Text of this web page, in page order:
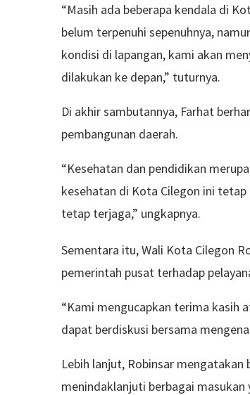
“Masih ada beberapa kendala di
belum terpenuhi sepenuhnya,
kondisi di lapangan, kami akan
dilakukan ke depan,” tuturnya.
Di akhir sambutannya, Farhat
pembangunan daerah.
“Kesehatan dan pendidikan
kesehatan di Kota Cilegon ini
tetap terjaga,” ungkapnya.
Sementara itu, Wali Kota Cilegon
pemerintah pusat terhadap
“Kami mengucapkan terima kasih
dapat berdiskusi bersama
Lebih lanjut, Robinsar
menindaklanjuti berbagai masukan